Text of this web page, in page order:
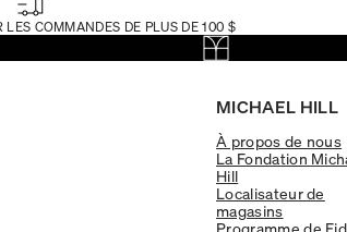
LES COMMANDES DE PLUS DE 100 $
MICHAEL HILL
À propos de nous
La Fondation
Hill
Localisateur de
magasins
Programme de